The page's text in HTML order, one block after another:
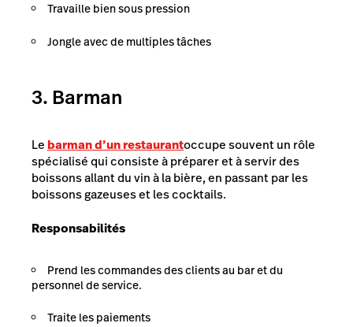
Travaille bien sous pression
Jongle avec de multiples tâches
3. Barman
Lebarman d’un restaurantoccupe souvent un rôle
spécialisé qui consiste à préparer et à servir des
boissons allant du vin à la bière, en passant par les
boissons gazeuses et les cocktails.
Responsabilités
Prend les commandes des clients au bar et du
personnel de service.
Traite les paiements